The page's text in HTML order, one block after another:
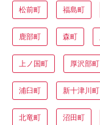
松前町 福島町
鹿部町 森町
上ノ国町 厚沢部町
浦臼町 新十津川町
北竜町 沼田町